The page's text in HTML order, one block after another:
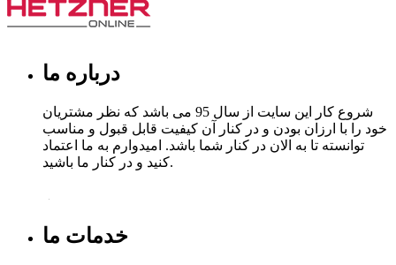
درباره ما
شروع کار این سایت از سال 95 می باشد که نظر مشتریان
خود را با ارزان بودن و در کنار آن کیفیت قابل قبول و مناسب
توانسته تا به الان در کنار شما باشد. امیدوارم به ما اعتماد
کنید و در کنار ما باشید.
خدمات ما